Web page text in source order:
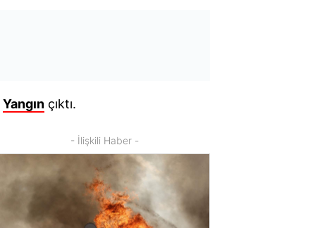
Yangın çıktı.
- İlişkili Haber -